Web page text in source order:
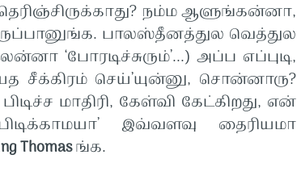
நம்ம ஆளுங்கன்னா,
பாலஸ்தீனத்துல வெத்துல
‘போரடிச்சுரும்’...) அப்ப எப்புடி,
சீக்கிரம் செய்’யுன்னு, சொன்னாரு?
மாதிரி, கேள்வி கேட்கிறது, என்
இவ்வளவு தைரியமா
Thomasங்க.